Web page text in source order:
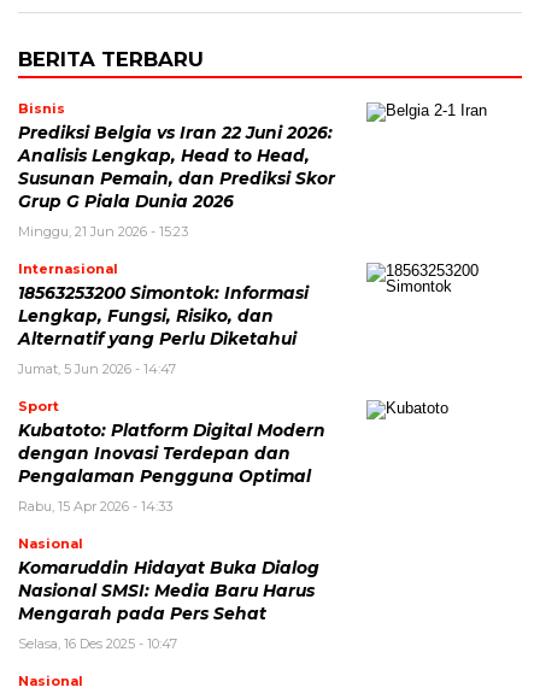
BERITA TERBARU
Bisnis
Prediksi Belgia vs Iran 22 Juni 2026:
Analisis Lengkap, Head to Head,
Susunan Pemain, dan Prediksi Skor
Grup G Piala Dunia 2026
Minggu, 21 Jun 2026 - 15:23
Internasional
18563253200 Simontok: Informasi
Lengkap, Fungsi, Risiko, dan
Alternatif yang Perlu Diketahui
Jumat, 5 Jun 2026 - 14:47
Sport
Kubatoto: Platform Digital Modern
dengan Inovasi Terdepan dan
Pengalaman Pengguna Optimal
Rabu, 15 Apr 2026 - 14:33
Nasional
Komaruddin Hidayat Buka Dialog
Nasional SMSI: Media Baru Harus
Mengarah pada Pers Sehat
Selasa, 16 Des 2025 - 10:47
Nasional